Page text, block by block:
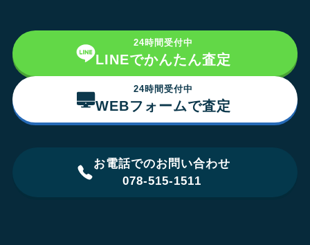
24時間受付中
LINEでかんたん査定
24時間受付中
WEBフォームで査定
お電話でのお問い合わせ
078-515-1511